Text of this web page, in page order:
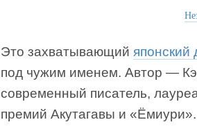
Это захватывающий японский
под чужим именем. Автор —
современный писатель,
премий Акутагавы и